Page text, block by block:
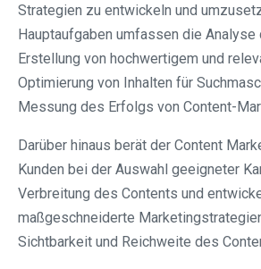
Strategien zu entwickeln und
Hauptaufgaben umfassen die
Erstellung von hochwertigem und
Optimierung von Inhalten für
Messung des Erfolgs von Content-
Darüber hinaus berät der Content
Kunden bei der Auswahl geeigneter
Verbreitung des Contents und
maßgeschneiderte
Sichtbarkeit und Reichweite des